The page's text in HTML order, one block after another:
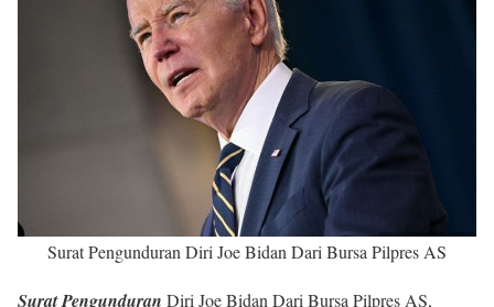
Surat Pengunduran Diri Joe Bidan Dari Bursa Pilpres AS
Surat Pengunduran Diri Joe Bidan Dari Bursa Pilpres AS,